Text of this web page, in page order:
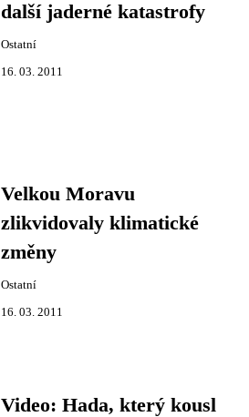
další jaderné katastrofy
Ostatní
16. 03. 2011
Velkou Moravu
zlikvidovaly klimatické
změny
Ostatní
16. 03. 2011
Video: Hada, který kousl